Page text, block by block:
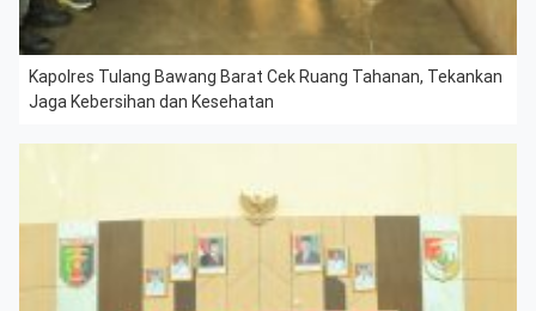
Kapolres Tulang Bawang Barat Cek Ruang Tahanan, Tekankan
Jaga Kebersihan dan Kesehatan